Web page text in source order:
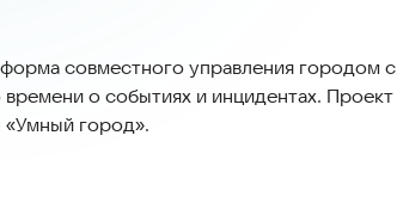
совместного управления городом
о событиях и инцидентах.
город».
платформы